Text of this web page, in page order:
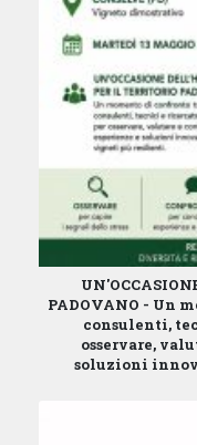
PADOVANO - Un
consulenti,
osservare,
soluzioni